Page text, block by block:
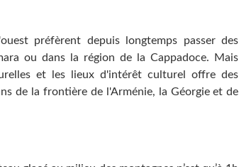
préfèrent depuis longtemps passer des
ou dans la région de la Cappadoce. Mais
et les lieux d'intérêt culturel offre des
de la frontière de l'Arménie, la Géorgie et de